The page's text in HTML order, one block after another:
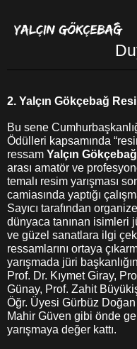
2. Yalçın Gökçebağ
Bu sene
Ödülleri kapsamında
ressam Yalçın Gökçebağ
arası amatör ve
temalı resim yarışması
camiasında yaptığı
Sayıcı tarafından
dünyaca tanınan isimleri
ve güzel sanatlara ilgi
ressamlarını ortaya
yarışmada jüri
Prof. Dr. Kıymet Giray,
Günay, Prof. Zahit
Öğr. Üyesi Gürbüz
Mahir Güven gibi önde
yarışmaya değer kattı.